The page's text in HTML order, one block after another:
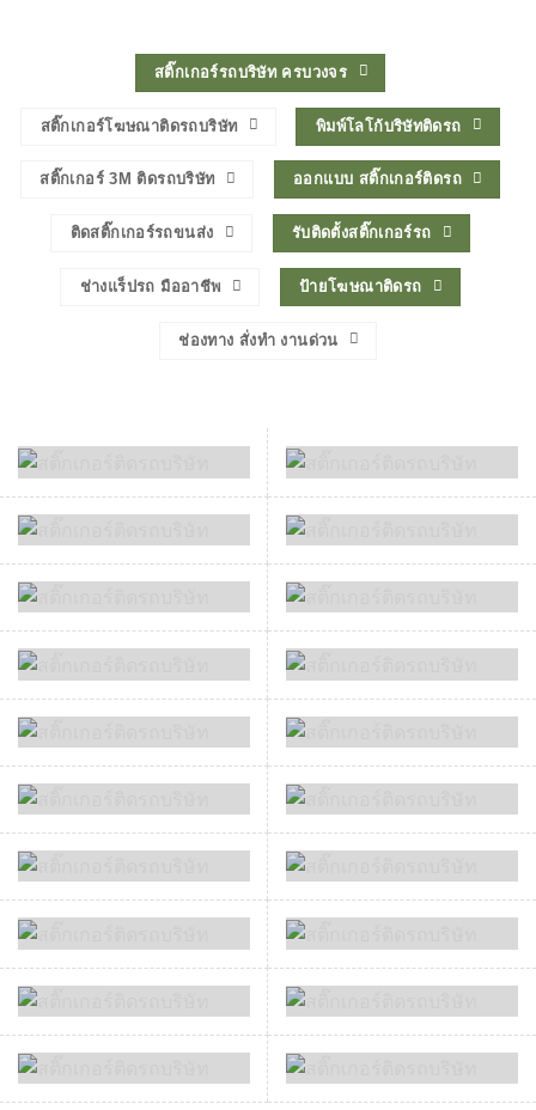
สติ๊กเกอร์รถบริษัท ครบวงจร
สติ๊กเกอร์โฆษณาติดรถบริษัท พิมพ์โลโก้บริษัทติดรถ
สติ๊กเกอร์ 3M ติดรถบริษัท ออกแบบ สติ๊กเกอร์ติดรถ
ติดสติ๊กเกอร์รถขนส่ง รับติดตั้งสติ๊กเกอร์รถ
ช่างแร็ปรถ มืออาชีพ ป้ายโฆษณาติดรถ
ช่องทาง สั่งทำ งานด่วน